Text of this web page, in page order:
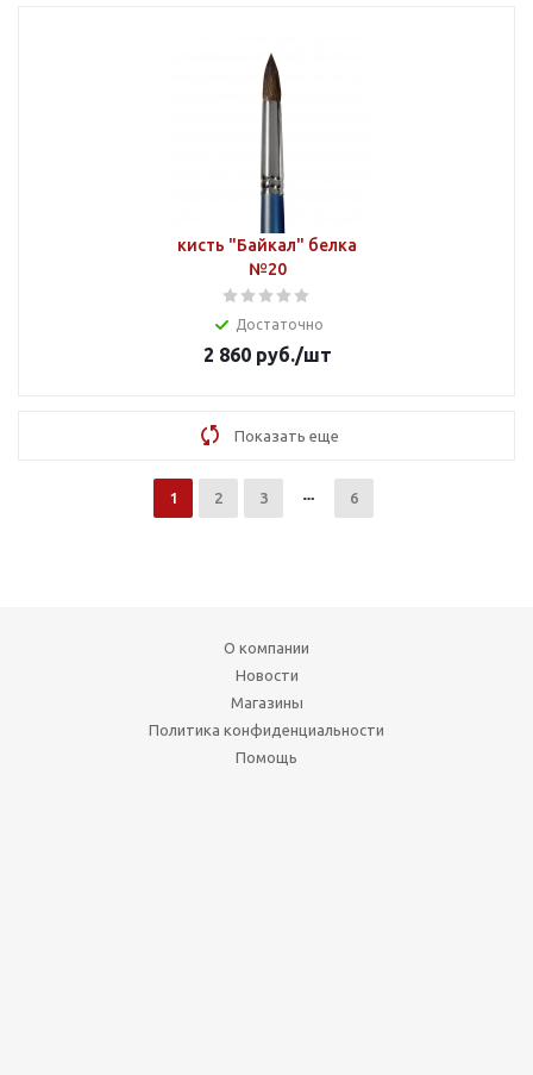
кисть "Байкал" белка
№20
Достаточно
2 860руб./шт
Показать еще
1 2 3 6
О компании
Новости
Магазины
Политика конфиденциальности
Помощь